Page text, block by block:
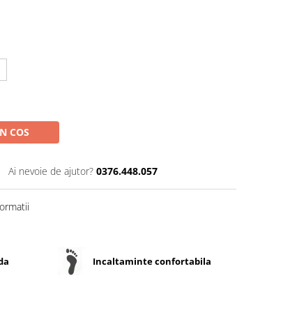
COS
Ai nevoie de ajutor? 0376.448.057
Incaltaminte confortabila